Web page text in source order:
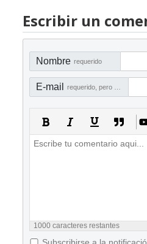
Escribir un
Nombre requerido
E-mail
1000 caracteres restantes